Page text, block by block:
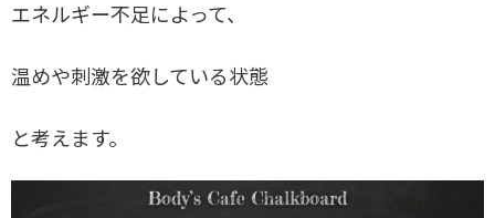
エネルギー不足によって、
温めや刺激を欲している状態
と考えます。